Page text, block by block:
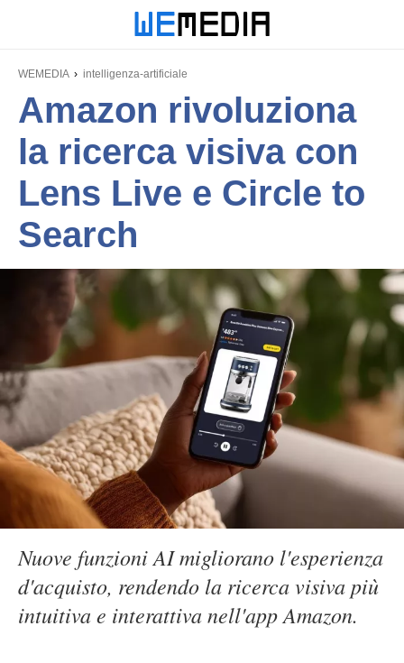
WEMEDIA intelligenza-artificiale
Amazon rivoluziona
la ricerca visiva con
Lens Live e Circle to
Search
Nuove funzioni AI migliorano l'esperienza
d'acquisto, rendendo la ricerca visiva più
intuitiva e interattiva nell'app Amazon.